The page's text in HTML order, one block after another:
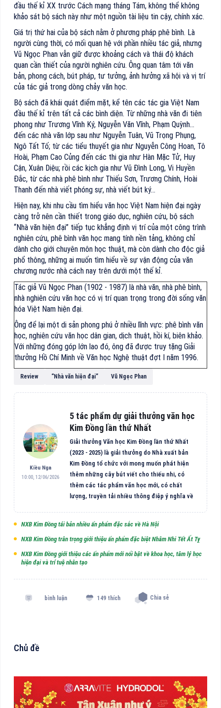
đầu thế kỉ XX trước Cách mạng tháng Tám, không thể không
khảo sát bộ sách này như một nguồn tài liệu tin cậy, chính xác.
Giá trị thứ hai của bộ sách nằm ở phương pháp phê bình. Là
người cùng thời, có mối quan hệ với phần nhiều tác giả, nhưng
Vũ Ngọc Phan vẫn giữ được khoảng cách và thái độ khách
quan cần thiết của người nghiên cứu. Ông quan tâm tới văn
bản, phong cách, bút pháp, tư tưởng, ảnh hưởng xã hội và vị trí
của tác giả trong dòng chảy văn học.
Bộ sách đã khái quát điểm mặt, kể tên các tác gia Việt Nam
đầu thế kỉ trên tất cả các bình diện. Từ những nhà văn đi tiên
phong như Trương Vĩnh Ký, Nguyễn Văn Vĩnh, Phạm Quỳnh…
đến các nhà văn lớp sau như Nguyễn Tuân, Vũ Trọng Phụng,
Ngô Tất Tố; từ các tiểu thuyết gia như Nguyễn Công Hoan, Tô
Hoài, Phạm Cao Củng đến các thi gia như Hàn Mặc Tử, Huy
Cận, Xuân Diệu; rồi các kịch gia như Vũ Đình Long, Vi Huyền
Đắc, từ các nhà phê bình như Thiếu Sơn, Trương Chính, Hoài
Thanh đến nhà viết phóng sự, nhà viết bút ký…
Hiện nay, khi nhu cầu tìm hiểu văn học Việt Nam hiện đại ngày
càng trở nên cần thiết trong giáo dục, nghiên cứu, bộ sách
“Nhà văn hiện đại” tiếp tục khẳng định vị trí của một công trình
nghiên cứu, phê bình văn học mang tính nền tảng, không chỉ
dành cho giới chuyên môn học thuật, mà còn dành cho độc giả
phổ thông, những ai muốn tìm hiểu về sự vận động của văn
chương nước nhà cách nay trên dưới một thế kỉ.
Tác giả Vũ Ngọc Phan (1902 - 1987) là nhà văn, nhà phê bình,
nhà nghiên cứu văn học có vị trí quan trọng trong đời sống văn
hóa Việt Nam hiện đại.
Ông để lại một di sản phong phú ở nhiều lĩnh vực: phê bình văn
học, nghiên cứu văn học dân gian, dịch thuật, hồi kí, biên khảo.
Với những đóng góp lớn lao đó, ông đã được truy tặng Giải
thưởng Hồ Chí Minh về Văn học Nghệ thuật đợt I năm 1996.
Review “Nhà văn hiện đại” Vũ Ngọc Phan
Kiều Nga
10:00, 12/06/2026
5 tác phẩm dự giải thưởng văn học
Kim Đồng lần thứ Nhất
Giải thưởng Văn học Kim Đồng lần thứ Nhất
(2023 - 2025) là giải thưởng do Nhà xuất bản
Kim Đồng tổ chức với mong muốn phát hiện
thêm những cây bút viết cho thiếu nhi, có
thêm các tác phẩm văn học mới, có chất
lượng, truyền tải nhiều thông điệp ý nghĩa về
NXB Kim Đồng tái bản nhiều ấn phẩm đặc sắc về Hà Nội
NXB Kim Đồng trân trọng giới thiệu ấn phẩm đặc biệt Nhâm Nhi Tết Ất Tỵ
NXB Kim Đồng giới thiệu các ấn phẩm mới nổi bật về khoa học, tâm lý học
hiện đại và trí tuệ nhân tạo
bình luận 149 thích Chia sẻ
Chủ đề